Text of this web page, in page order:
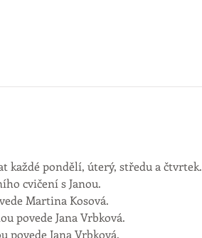
každé pondělí, úterý, středu a čtvrtek.
cvičení s Janou.
povede Martina Kosová.
povede Jana Vrbková.
povede Jana Vrbková.